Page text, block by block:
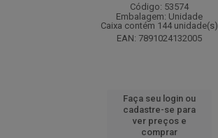
Código: 53574
Embalagem: Unidade
Caixa contém 144 unidade(s)
EAN: 7891024132005
Faça seu login ou
cadastre-se para
ver preços e
comprar